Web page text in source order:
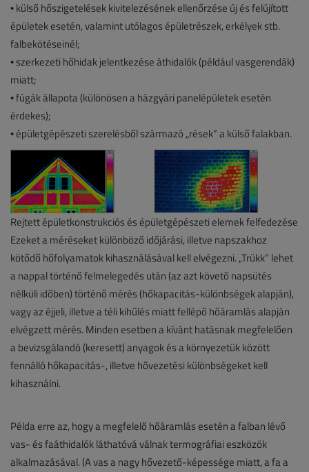
• külső hőszigetelések kivitelezésének ellenőrzése új és felújított
épületek esetén, valamint utólagos épületrészek, erkélyek stb.
falbekötéseinél;
• szerkezeti hőhidak jelentkezése áthidalók (például vasgerendák)
miatt;
• fúgák állapota (különösen a házgyári panelépületek esetén
érdekes);
• épületgépészeti szerelésből származó „rések” a külső falakban.
Rejtett épületkonstrukciós és épületgépészeti elemek felfedezése
Ezeket a méréseket különböző időjárási, illetve napszakhoz
kötődő hőfolyamatok kihasználásával kell elvégezni. „Trükk” lehet
a nappal történő felmelegedés után (az azt követő napsütés
nélküli időben) történő mérés (hőkapacitás-különbségek alapján),
vagy az éjjeli, illetve a téli kihűlés miatt fellépő hőáramlás alapján
elvégzett mérés. Minden esetben a kívánt hatásnak megfelelően
a bevizsgálandó (keresett) anyagok és a környezetük között
fennálló hőkapacitás-, illetve hővezetési különbségeket kell
kihasználni.
Példa erre az, hogy a megfelelő hőáramlás esetén a falban lévő
vas- és faáthidalók láthatóvá válnak termográfiai eszközök
alkalmazásával. (A vas a nagy hővezető-képessége miatt, a fa a